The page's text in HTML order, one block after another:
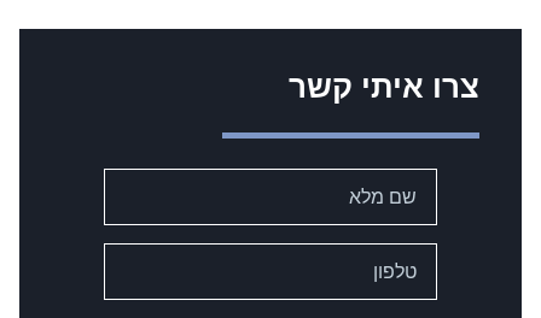
צרו איתי קשר